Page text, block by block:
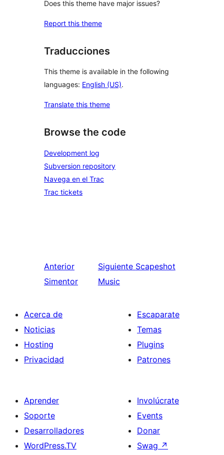
Does this theme have major issues?
Report this theme
Traducciones
This theme is available in the following
languages: English (US).
Translate this theme
Browse the code
Development log
Subversion repository
Navega en el Trac
Trac tickets
Anterior
Simentor
Siguiente Scapeshot
Music
Acerca de
Noticias
Hosting
Privacidad
Escaparate
Temas
Plugins
Patrones
Aprender
Soporte
Desarrolladores
WordPress.TV
Involúcrate
Events
Donar
Swag ↗